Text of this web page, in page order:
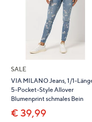
SALE
VIA MILANO Jeans, 1/1-
5-Pocket-Style Allover
Blumenprint schmales Bein
€ 39,99